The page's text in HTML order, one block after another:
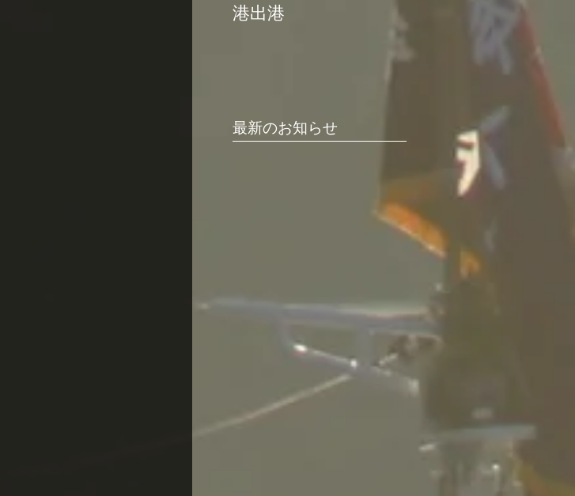
港出港
ロジェクト始動
最新のお知らせ